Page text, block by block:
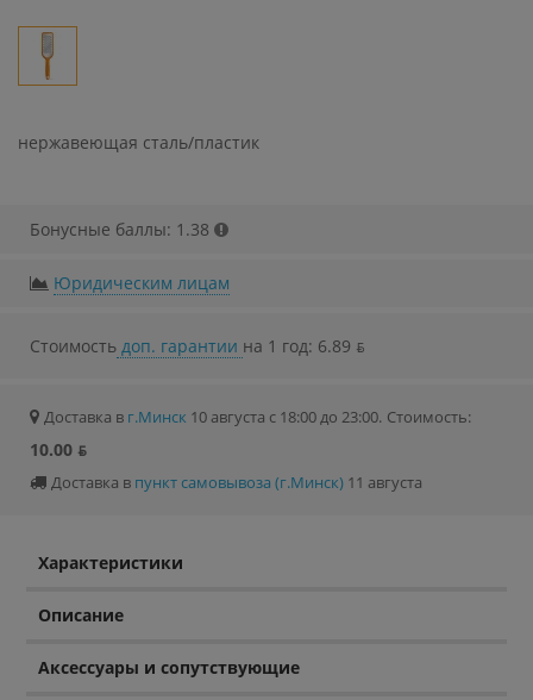
нержавеющая сталь/пластик
Бонусные баллы: 1.38
Юридическим лицам
Стоимость доп. гарантии на 1 год: 6.89 ƃ
Доставка в г.Минск 10 августа с 18:00 до 23:00. Стоимость:
10.00 ƃ
Доставка в пункт самовывоза (г.Минск) 11 августа
Характеристики
Описание
Аксессуары и сопутствующие